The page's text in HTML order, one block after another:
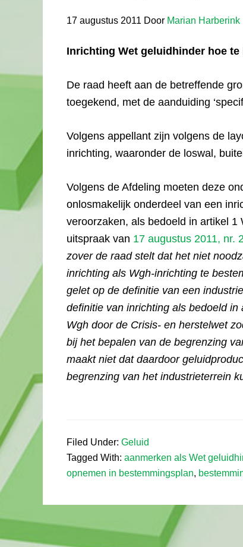
17 augustus 2011 Door Marian Harberink
Inrichting Wet geluidhinder hoe te
De raad heeft aan de betreffende
toegekend, met de aanduiding
Volgens appellant zijn volgens de
inrichting, waaronder de loswal,
Volgens de Afdeling moeten deze
onlosmakelijk onderdeel van een
veroorzaken, als bedoeld in artikel 1
uitspraak van 17 augustus 2011, nr.
zover de raad stelt dat het niet
inrichting als Wgh-inrichting te
gelet op de definitie van een
definitie van inrichting als bedoeld
Wgh door de Crisis- en herstelwet
bij het bepalen van de begrenzing
maakt niet dat daardoor
begrenzing van het industrieterrein
Filed Under: Geluid
Tagged With: aanmerken als Wet
opnemen in bestemmingsplan,